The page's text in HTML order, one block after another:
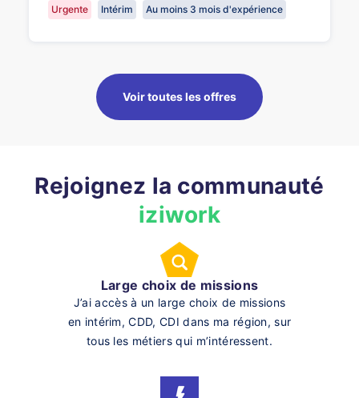
Urgente Intérim Au moins 3 mois d'expérience
Voir toutes les offres
Rejoignez la communauté
iziwork
Large choix de missions
J’ai accès à un large choix de missions
en intérim, CDD, CDI dans ma région, sur
tous les métiers qui m’intéressent.